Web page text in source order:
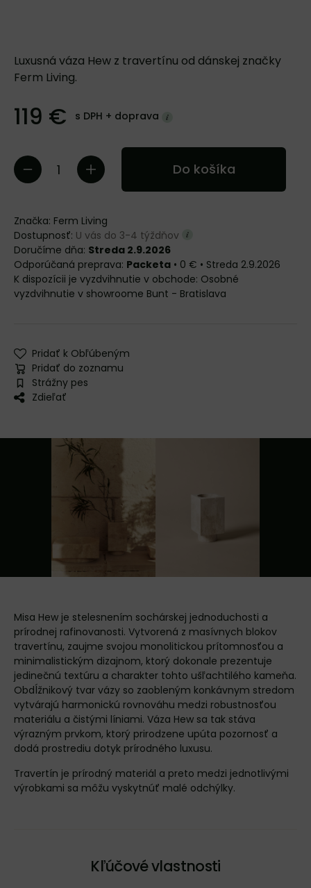
Luxusná váza Hew z travertínu od dánskej značky
Ferm Living.
119 € s DPH + doprava
Do košíka
Značka: Ferm Living
Dostupnosť: U vás do 3-4 týždňov
Doručíme dňa: Streda 2.9.2026
Packeta • 0 € • Streda 2.9.2026
Osobné
vyzdvihnutie v showroome Bunt - Bratislava
Pridať k Obľúbeným
Pridať do zoznamu
Strážny pes
Zdieľať
Misa Hew je stelesnením sochárskej jednoduchosti a
prírodnej rafinovanosti. Vytvorená z masívnych blokov
travertínu, zaujme svojou monolitickou prítomnosťou a
minimalistickým dizajnom, ktorý dokonale prezentuje
jedinečnú textúru a charakter tohto ušľachtilého kameňa.
Obdĺžnikový tvar vázy so zaobleným konkávnym stredom
vytvárajú harmonickú rovnováhu medzi robustnosťou
materiálu a čistými líniami. Váza Hew sa tak stáva
výrazným prvkom, ktorý prirodzene upúta pozornosť a
dodá prostrediu dotyk prírodného luxusu.
Travertín je prírodný materiál a preto medzi jednotlivými
výrobkami sa môžu vyskytnúť malé odchýlky.
Kľúčové vlastnosti